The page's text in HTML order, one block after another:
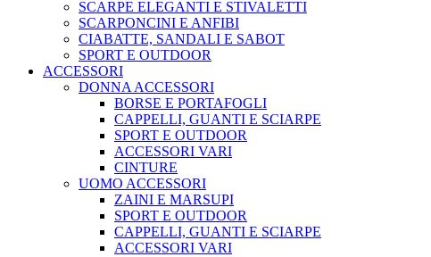
SCARPE ELEGANTI E STIVALETTI
SCARPONCINI E ANFIBI
CIABATTE, SANDALI E SABOT
SPORT E OUTDOOR
ACCESSORI
DONNA ACCESSORI
BORSE E PORTAFOGLI
CAPPELLI, GUANTI E SCIARPE
SPORT E OUTDOOR
ACCESSORI VARI
CINTURE
UOMO ACCESSORI
ZAINI E MARSUPI
SPORT E OUTDOOR
CAPPELLI, GUANTI E SCIARPE
ACCESSORI VARI